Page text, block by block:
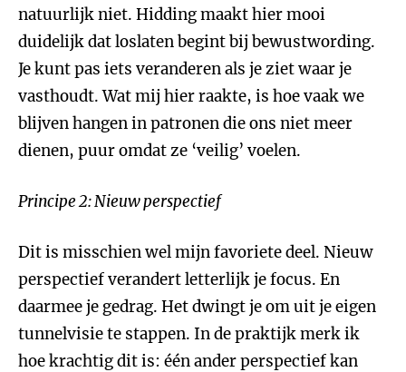
natuurlijk niet. Hidding maakt hier mooi
duidelijk dat loslaten begint bij bewustwording.
Je kunt pas iets veranderen als je ziet waar je
vasthoudt. Wat mij hier raakte, is hoe vaak we
blijven hangen in patronen die ons niet meer
dienen, puur omdat ze ‘veilig’ voelen.
Principe 2: Nieuw perspectief
Dit is misschien wel mijn favoriete deel. Nieuw
perspectief verandert letterlijk je focus. En
daarmee je gedrag. Het dwingt je om uit je eigen
tunnelvisie te stappen. In de praktijk merk ik
hoe krachtig dit is: één ander perspectief kan